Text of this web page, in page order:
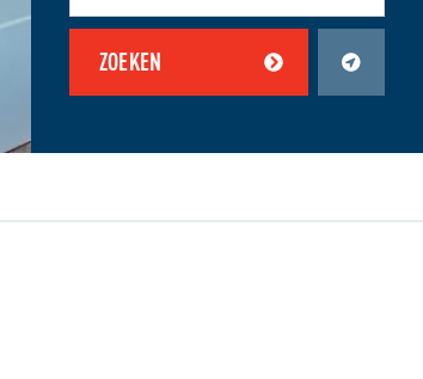
ZOEKEN